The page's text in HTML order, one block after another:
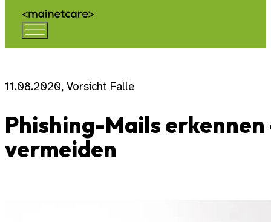
11.08.2020, Vorsicht Falle
Phishing-Mails erkennen
vermeiden